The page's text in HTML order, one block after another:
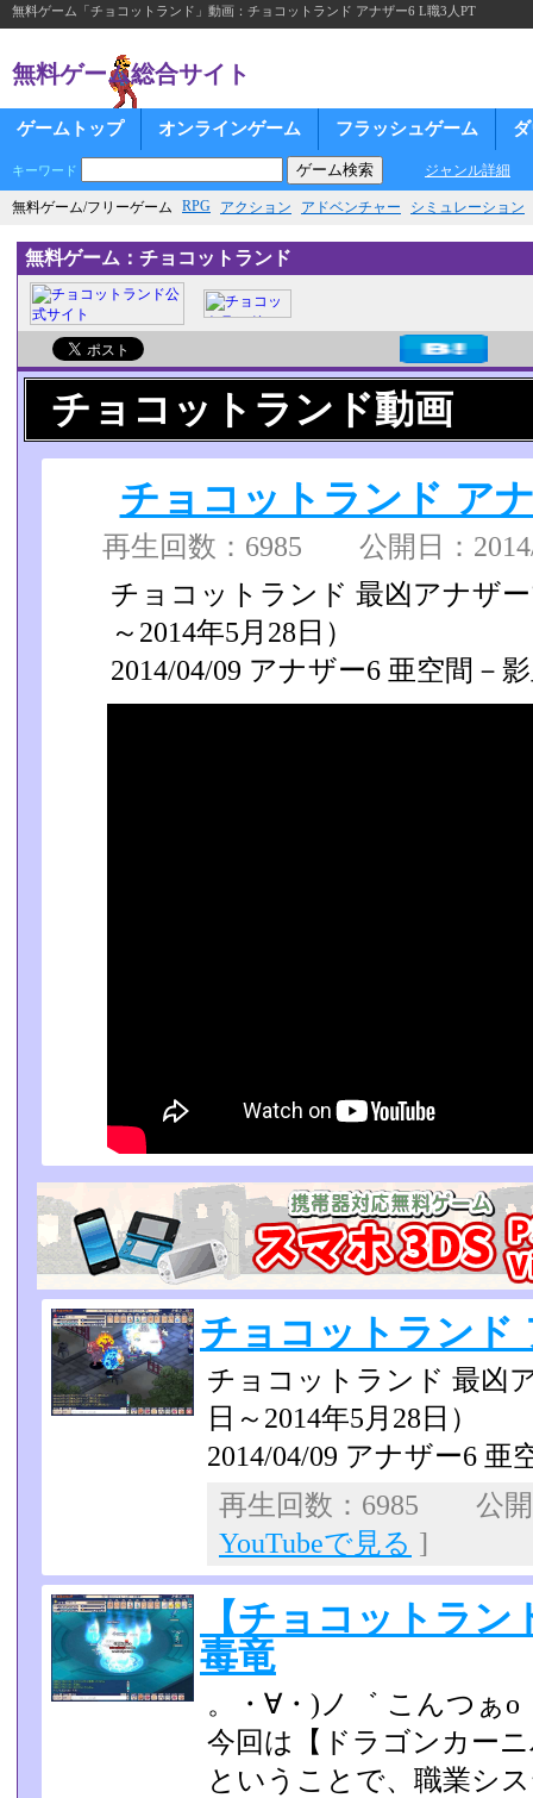
無料ゲーム「チョコットランド」動画：チョコットランド アナザー6 L職3人PT
無料ゲーム総合サイト
ゲームトップ オンラインゲーム フラッシュゲーム
キーワード ジャンル詳細
無料ゲーム/フリーゲーム RPG アクション アドベンチャー シミュレーション
無料ゲーム：チョコットランド
チョコットランド動画
チョコットランド ア
再生回数：6985 公開日：
チョコットランド 最凶アナザ
～2014年5月28日）
2014/04/09 アナザー6 亜空間－
チョコットランド
チョコットランド 最凶
日～2014年5月28日）
2014/04/09 アナザー6 亜
再生回数：6985 公
YouTubeで見る ]
【チョコットラ
毒竜
。・∀・)ノ゛ こんつぁo
今回は【ドラゴンカー
ということで、職業シ